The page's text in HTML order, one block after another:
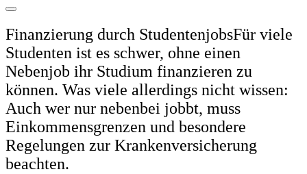
Finanzierung durch StudentenjobsFür viele
Studenten ist es schwer, ohne einen
Nebenjob ihr Studium finanzieren zu
können. Was viele allerdings nicht wissen:
Auch wer nur nebenbei jobbt, muss
Einkommensgrenzen und besondere
Regelungen zur Krankenversicherung
beachten.